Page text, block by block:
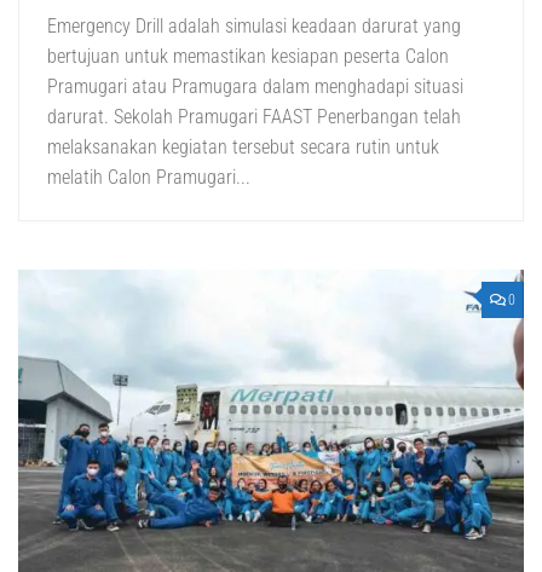
Emergency Drill adalah simulasi keadaan darurat yang
bertujuan untuk memastikan kesiapan peserta Calon
Pramugari atau Pramugara dalam menghadapi situasi
darurat. Sekolah Pramugari FAAST Penerbangan telah
melaksanakan kegiatan tersebut secara rutin untuk
melatih Calon Pramugari...
0